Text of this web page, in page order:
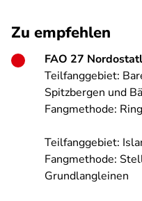
Zu empfehlen
FAO 27
Teilfanggebiet:
Spitzbergen und
Fangmethode:
Teilfanggebiet:
Fangmethode:
Grundlangleinen